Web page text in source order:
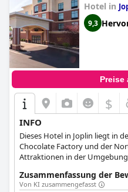
Hotel in
9,3
Preise
$
INFO
Dieses Hotel in Joplin liegt in
Chocolate Factory und der
Attraktionen in der Umgebung
Zusammenfassung der
Von KI zusammengefasst